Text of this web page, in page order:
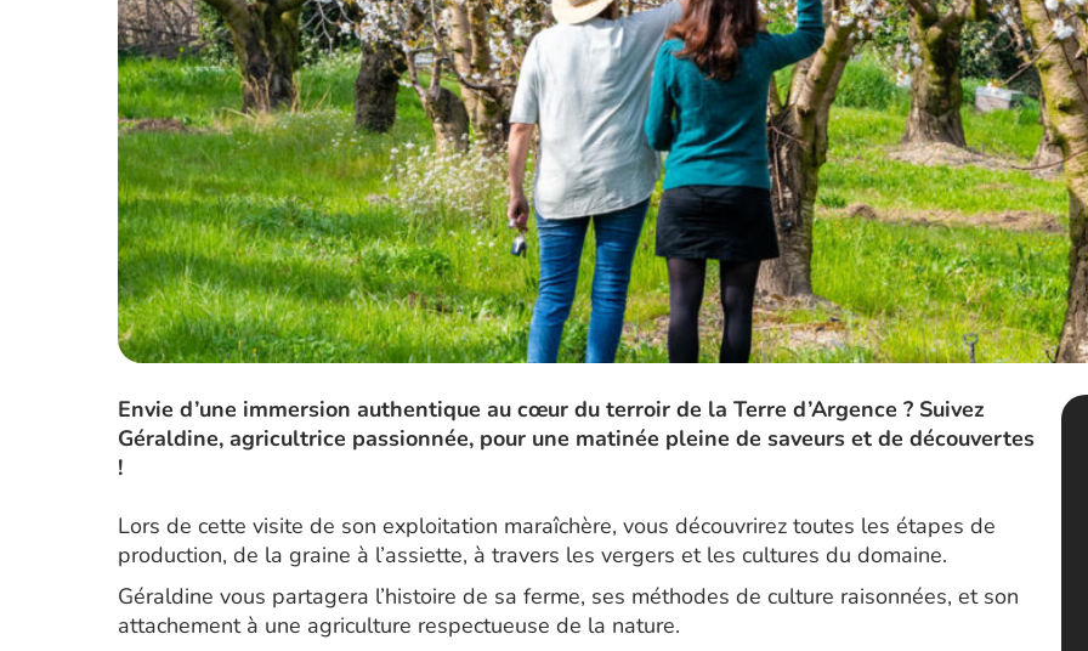
Envie d’une immersion authentique au cœur du terroir de la Terre d’Argence ? Suivez
Géraldine, agricultrice passionnée, pour une matinée pleine de saveurs et de découvertes
!
Lors de cette visite de son exploitation maraîchère, vous découvrirez toutes les étapes de
production, de la graine à l’assiette, à travers les vergers et les cultures du domaine.
Géraldine vous partagera l’histoire de sa ferme, ses méthodes de culture raisonnées, et son
attachement à une agriculture respectueuse de la nature.